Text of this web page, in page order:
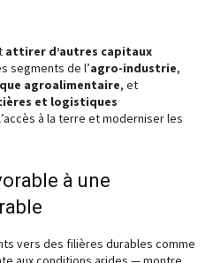
attirer d’autres capitaux
segments de l’agro-industrie,
agroalimentaire, et
et logistiques
à la terre et moderniser les
à une
vers des filières durables comme